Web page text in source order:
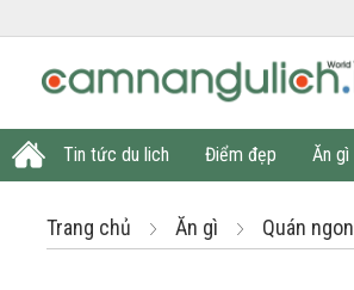
Tin tức du lich Điểm đẹp Ăn gì
Trang chủ Ăn gì Quán ngon